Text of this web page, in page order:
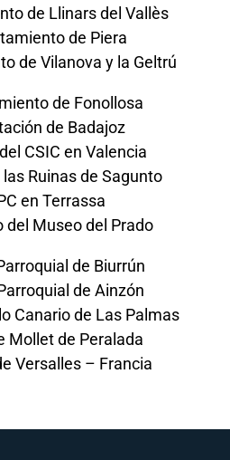
de Llinars del Vallès
de Piera
de Vilanova y la Geltrú
de Fonollosa
de Badajoz
CSIC en Valencia
Ruinas de Sagunto
en Terrassa
del Museo del Prado
de Biurrún
de Ainzón
Canario de Las Palmas
Mollet de Peralada
Versalles – Francia